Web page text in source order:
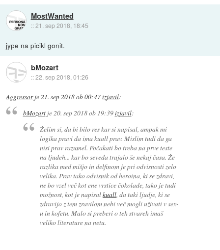
MostWanted
::21. sep 2018, 18:45
jype na picikl gonit.
bMozart
::22. sep 2018, 01:26
Aggressorje 21. sep 2018 ob 00:47izjavil:
bMozartje20. sep 2018 ob 19:39izjavil:
Želim si, da bi bilo res kar si napisal, ampak mi
logika pravi da ima kuall prav. Mislim tudi da ga
nisi prav razumel. Počakati bo treba na prve teste
na ljudeh... kar bo seveda trajalo še nekaj časa. Že
razlika med mišjo in delfinom je pri odvisnosti zelo
velika. Prav tako odvisnik od heroina, ki se zdravi,
ne bo vzel več kot ene vrstice čokolade, tako je tudi
možnost, kot je napisalkuall, da taki ljudje, ki se
zdravijo z tem zravilom nebi več mogli uživati v sex-
u in kofetu. Malo si preberi o teh stvareh imaš
veliko literature na netu.